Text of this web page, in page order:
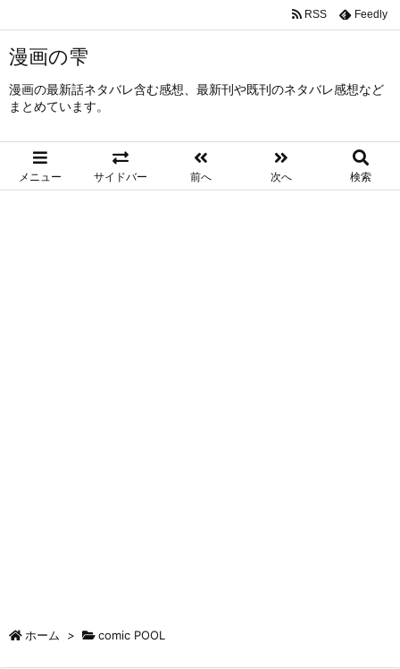
漫画の雫
漫画の最新話ネタバレ含む感想、最新刊や既刊のネタバレ感想など
まとめています。
メニュー サイドバー 前へ 次へ 検索
RSS Feedly
ホーム > comic POOL